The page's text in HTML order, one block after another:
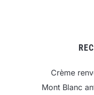
Crème
Mont Blanc